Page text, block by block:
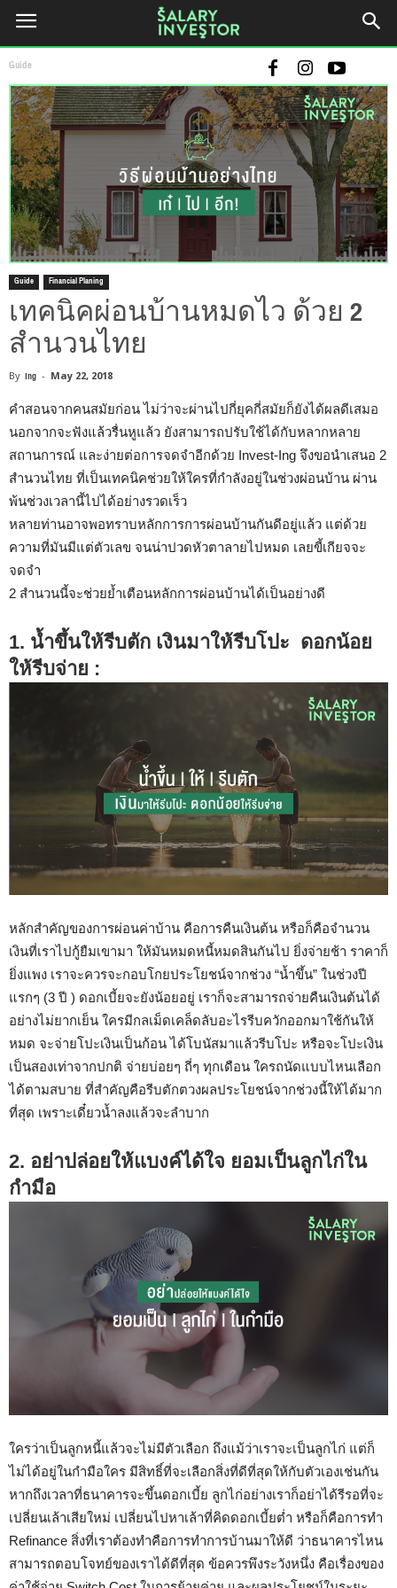
Guide
Guide Financial Planing
เทคนิคผ่อนบ้านหมดไว ด้วย 2
สำนวนไทย
By Ing - May 22, 2018
คำสอนจากคนสมัยก่อน ไม่ว่าจะผ่านไปกี่ยุคกี่สมัยก็ยังได้ผลดีเสมอ
นอกจากจะฟังแล้วรื่นหูแล้ว ยังสามารถปรับใช้ได้กับหลากหลาย
สถานการณ์ และง่ายต่อการจดจำอีกด้วย Invest-Ing จึงขอนำเสนอ 2
สำนวนไทย ที่เป็นเทคนิคช่วยให้ใครที่กำลังอยู่ในช่วงผ่อนบ้าน ผ่าน
พ้นช่วงเวลานี้ไปได้อย่างรวดเร็ว
หลายท่านอาจพอทราบหลักการการผ่อนบ้านกันดีอยู่แล้ว แต่ด้วย
ความที่มันมีแต่ตัวเลข จนน่าปวดหัวตาลายไปหมด เลยขี้เกียจจะ
จดจำ
2 สำนวนนี้จะช่วยย้ำเตือนหลักการผ่อนบ้านได้เป็นอย่างดี
1. น้ำขึ้นให้รีบตัก เงินมาให้รีบโปะ ดอกน้อย
ให้รีบจ่าย :
หลักสำคัญของการผ่อนค่าบ้าน คือการคืนเงินต้น หรือก็คือจำนวน
เงินที่เราไปกู้ยืมเขามา ให้มันหมดหนี้หมดสินกันไป ยิ่งจ่ายช้า ราคาก็
ยิ่งแพง เราจะควรจะกอบโกยประโยชน์จากช่วง “น้ำขึ้น” ในช่วงปี
แรกๆ (3 ปี ) ดอกเบี้ยจะยังน้อยอยู่ เราก็จะสามารถจ่ายคืนเงินต้นได้
อย่างไม่ยากเย็น ใครมีกลเม็ดเคล็ดลับอะไรรีบควักออกมาใช้กันให้
หมด จะจ่ายโปะเงินเป็นก้อน ได้โบนัสมาแล้วรีบโปะ หรือจะโปะเงิน
เป็นสองเท่าจากปกติ จ่ายบ่อยๆ ถี่ๆ ทุกเดือน ใครถนัดแบบไหนเลือก
ได้ตามสบาย ที่สำคัญคือรีบตักตวงผลประโยชน์จากช่วงนี้ให้ได้มาก
ที่สุด เพราะเดี๋ยวน้ำลงแล้วจะลำบาก
2. อย่าปล่อยให้แบงค์ได้ใจ ยอมเป็นลูกไก่ใน
กำมือ
ใครว่าเป็นลูกหนี้แล้วจะไม่มีตัวเลือก ถึงแม้ว่าเราจะเป็นลูกไก่ แต่ก็
ไม่ได้อยู่ในกำมือใคร มีสิทธิ์ที่จะเลือกสิ่งที่ดีที่สุดให้กับตัวเองเช่นกัน
หากถึงเวลาที่ธนาคารจะขึ้นดอกเบี้ย ลูกไก่อย่างเราก็อย่าได้รีรอที่จะ
เปลี่ยนเล้าเสียใหม่ เปลี่ยนไปหาเล้าที่คิดดอกเบี้ยต่ำ หรือก็คือการทำ
Refinance สิ่งที่เราต้องทำคือการทำการบ้านมาให้ดี ว่าธนาคารไหน
สามารถตอบโจทย์ของเราได้ดีที่สุด ข้อควรพึงระวังหนึ่ง คือเรื่องของ